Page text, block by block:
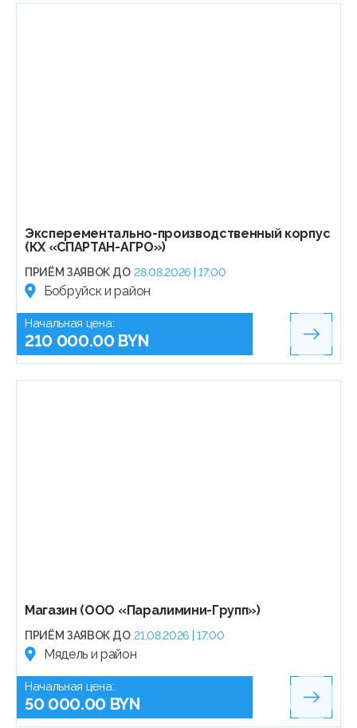
Эксперементально-производственный корпус
(КХ «СПАРТАН-АГРО»)
ПРИЁМ ЗАЯВОК ДО 28.08.2026 | 17:00
Бобруйск и район
Начальная цена:
210 000.00 BYN
Магазин (ООО «Паралимини-Групп»)
ПРИЁМ ЗАЯВОК ДО 21.08.2026 | 17:00
Мядель и район
Начальная цена:
50 000.00 BYN